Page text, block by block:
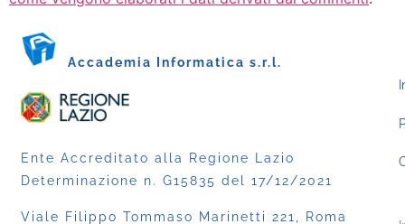
Accademia Informatica s.r.l.
Ente Accreditato alla Regione Lazio
Determinazione n. G15835 del 17/12/2021
Viale Filippo Tommaso Marinetti 221, Roma